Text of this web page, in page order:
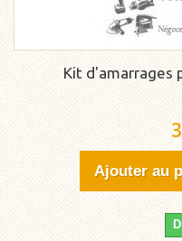
Kit d'amarrages
Ajouter au